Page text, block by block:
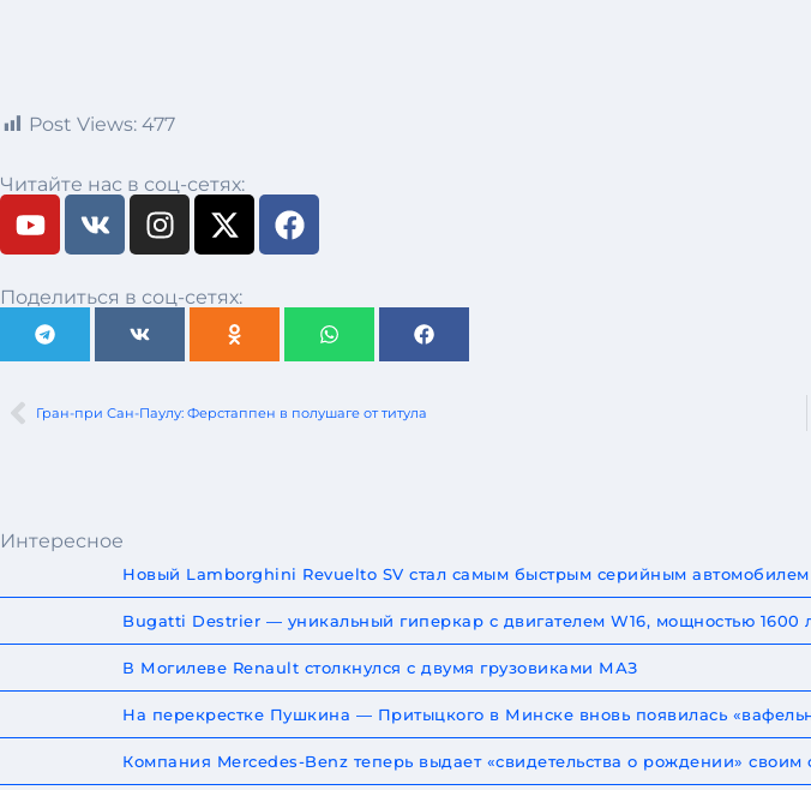
Post Views: 477
Читайте нас в соц-сетях:
Поделиться в соц-сетях:
Гран-при Сан-Паулу: Ферстаппен в полушаге от титула
Интересное
Новый Lamborghini Revuelto SV стал самым быстрым серийным
Bugatti Destrier — уникальный гиперкар с двигателем W16, мощностью 1600
В Могилеве Renault столкнулся с двумя грузовиками МАЗ
На перекрестке Пушкина — Притыцкого в Минске вновь появилась
Компания Mercedes-Benz теперь выдает «свидетельства о рождении»